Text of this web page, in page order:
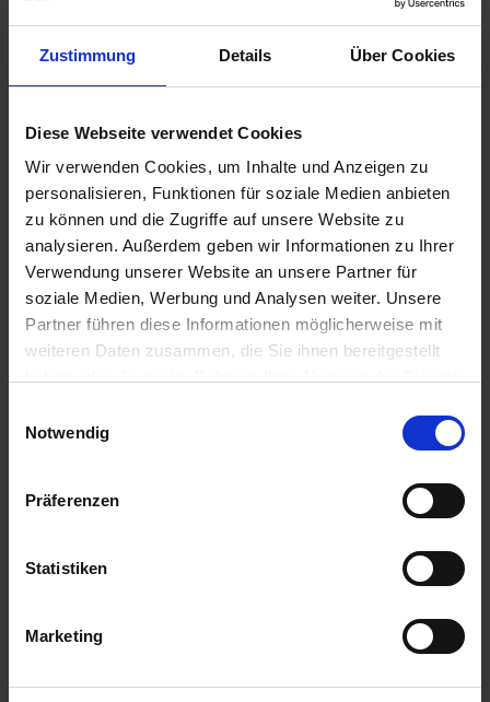
Zustimmung Details Über Cookies
Diese Webseite verwendet Cookies
Wir verwenden Cookies, um Inhalte und Anzeigen zu
personalisieren, Funktionen für soziale Medien anbieten
zu können und die Zugriffe auf unsere Website zu
analysieren. Außerdem geben wir Informationen zu Ihrer
Verwendung unserer Website an unsere Partner für
soziale Medien, Werbung und Analysen weiter. Unsere
Partner führen diese Informationen möglicherweise mit
weiteren Daten zusammen, die Sie ihnen bereitgestellt
Notwendig
Präferenzen
Statistiken
Marketing
Mais
Zur Anzeige Ihres individuellen Preises bitte
einloggen.
K+S Salzleckstein
Zur Anzeige Ihres individuellen Preises bitte
Zur Anzeige Ihres individuellen Preises bitte
Zur Anzeige Ihres individuellen Preises bitte